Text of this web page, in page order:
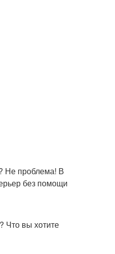
Не проблема! В
без помощи
Что вы хотите